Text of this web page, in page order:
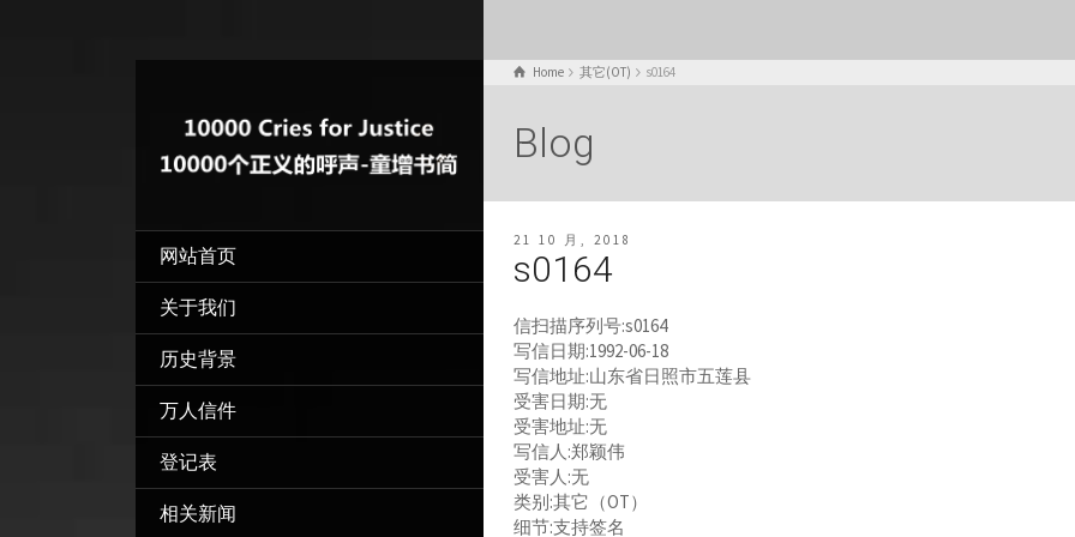
网站首页
关于我们
历史背景
万人信件
登记表
相关新闻
Home 其它(OT) s0164
Blog
21 10 月, 2018
s0164
信扫描序列号:s0164
写信日期:1992-06-18
写信地址:山东省日照市五莲县
受害日期:无
受害地址:无
写信人:郑颖伟
受害人:无
类别:其它（OT）
细节:支持签名